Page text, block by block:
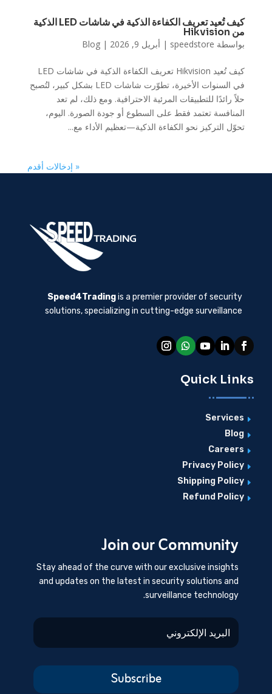
كيف تُعيد تعريف الكفاءة الذكية في شاشات LED الذكية
من Hikvision
بواسطة speedstore
| أبريل 9, 2026 |
Blog
كيف تُعيد Hikvision تعريف الكفاءة الذكية في شاشات LED
في السنوات الأخيرة، تطوّرت شاشات LED بشكل كبير، لتُصبح
حلاً رائدًا للتطبيقات المرئية الاحترافية. ومع ذلك، لم تعد
المنافسة تعتمد فقط على السطوع أو جودة الصورة. اليوم،
تحوّل التركيز نحو الكفاءة الذكية—تعظيم الأداء مع...
« إدخالات أقدم
Speed4Tradingis a premier provider of security
solutions, specializing in cutting-edge surveillance
Quick Links
E
Services
E
Blog
E
Careers
E
Privacy Policy
E
Shipping Policy
E
Refund Policy
Join our Community
Stay ahead of the curve with our exclusive insights
and updates on the latest in security solutions and
surveillance technology.
Subscribe